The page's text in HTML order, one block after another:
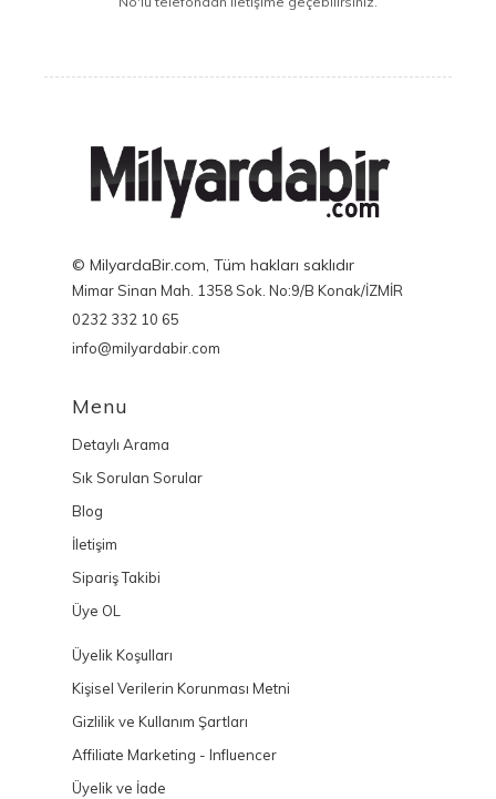
© MilyardaBir.com, Tüm hakları saklıdır
Mimar Sinan Mah. 1358 Sok. No:9/B Konak/İZMİR
0232 332 10 65
info@milyardabir.com
Menu
Detaylı Arama
Sık Sorulan Sorular
Blog
İletişim
Sipariş Takibi
Üye OL
Üyelik Koşulları
Kişisel Verilerin Korunması Metni
Gizlilik ve Kullanım Şartları
Affiliate Marketing - Influencer
Üyelik ve İade